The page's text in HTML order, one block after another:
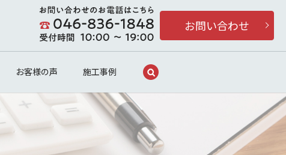
お客様の声 施工事例
お問い合わせ